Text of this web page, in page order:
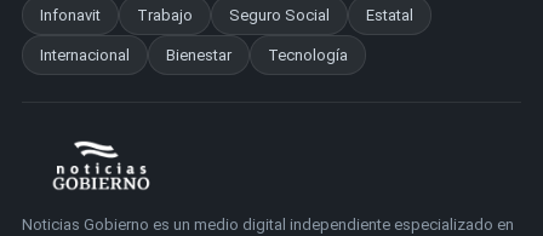
Infonavit Trabajo Seguro Social Estatal
Internacional Bienestar Tecnología
Noticias Gobierno es un medio digital independiente especializado en